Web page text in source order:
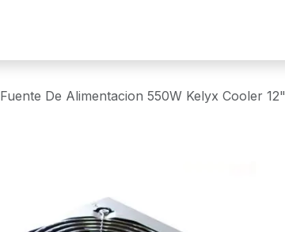
Fuente De Alimentacion 550W Kelyx Cooler 12"